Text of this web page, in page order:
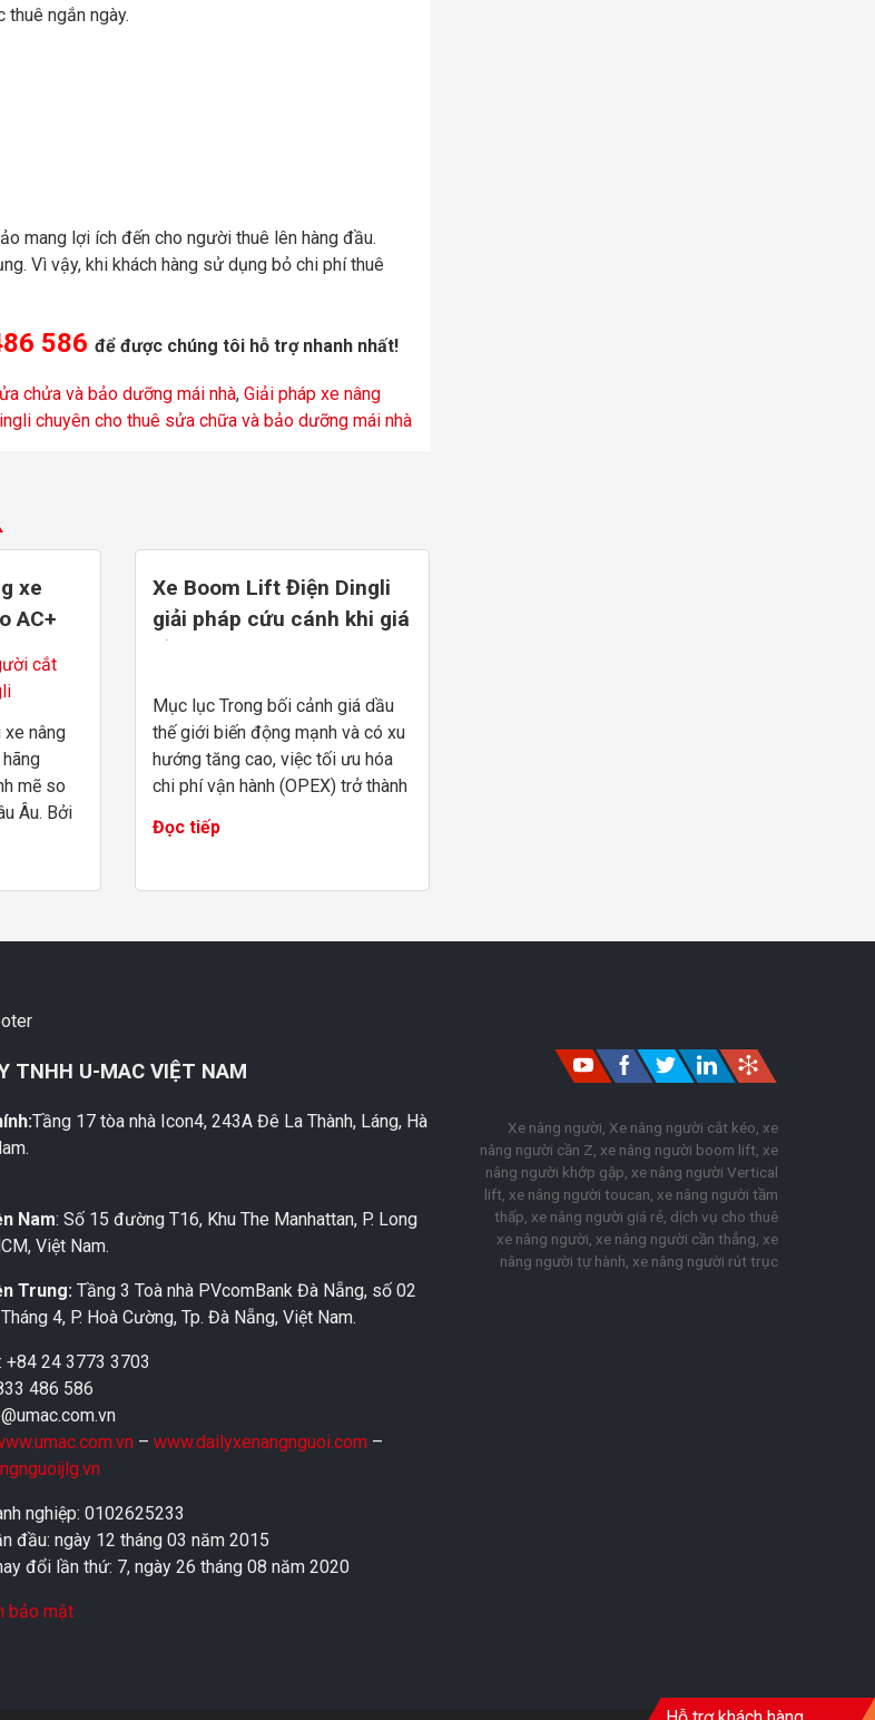
thuê ngắn ngày.
mang lợi ích đến cho người thuê lên hàng đầu.
Vì vậy, khi khách hàng sử dụng bỏ chi phí thuê
586để được chúng tôi hỗ trợ nhanh nhất!
chửa và bảo dưỡng mái nhà, Giải pháp xe nâng
chuyên cho thuê sửa chữa và bảo dưỡng mái nhà
xe
AC+
xe nâng
mẽ so
Âu. Bởi
độ gắt
Xe Boom Lift Điện Dingli
giải pháp cứu cánh khi giá
Mục lục Trong bối cảnh giá dầu
thế giới biến động mạnh và có xu
hướng tăng cao, việc tối ưu hóa
chi phí vận hành (OPEX) trở thành
thi công. Boom Lift điện Dingli
Đọc tiếp
TNHH U-MAC VIỆT NAM
Tầng 17 tòa nhà Icon4, 243A Đê La Thành, Láng, Hà
Nam: Số 15 đường T16, Khu The Manhattan, P. Long
Việt Nam.
Trung: Tầng 3 Toà nhà PVcomBank Đà Nẵng, số 02
4, P. Hoà Cường, Tp. Đà Nẵng, Việt Nam.
+84 24 3773 3703
486 586
– www.dailyxenangnguoi.com –
nghiệp: 0102625233
đầu: ngày 12 tháng 03 năm 2015
đổi lần thứ: 7, ngày 26 tháng 08 năm 2020
bảo mật
Xe nâng người, Xe nâng người cắt kéo, xe
nâng người cần Z, xe nâng người boom lift, xe
nâng người khớp gập, xe nâng người Vertical
lift, xe nâng người toucan, xe nâng người tầm
thấp, xe nâng người giá rẻ, dịch vụ cho thuê
xe nâng người, xe nâng người cần thẳng, xe
nâng người tự hành, xe nâng người rút trục